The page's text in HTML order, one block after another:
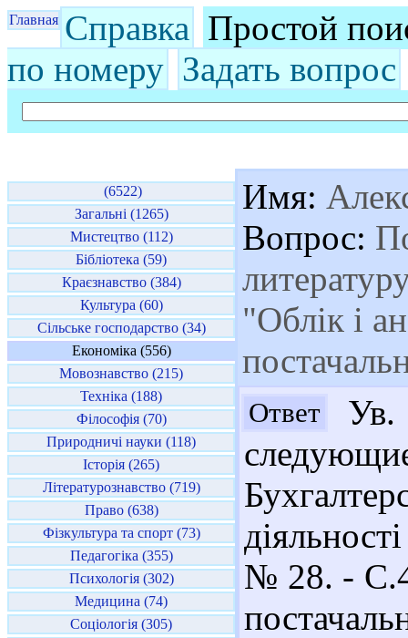
Главная Справка Простой
по номеру Задать вопрос
(6522)
Загальні (1265)
Мистецтво (112)
Бібліотека (59)
Краєзнавство (384)
Культура (60)
Сільське господарство (34)
Економіка (556)
Мовознавство (215)
Техніка (188)
Філософія (70)
Природничі науки (118)
Історія (265)
Літературознавство (719)
Право (638)
Фізкультура та спорт (73)
Педагогіка (355)
Психологія (302)
Медицина (74)
Соціологія (305)
Имя:
Вопрос:
"Облік і
Ответ
Ув.
№ 28. -